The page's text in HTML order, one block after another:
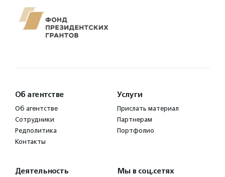
Об агентстве
Об агентстве
Сотрудники
Редполитика
Контакты
Услуги
Прислать материал
Партнерам
Портфолио
Деятельность Мы в соц.сетях